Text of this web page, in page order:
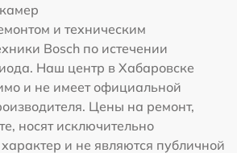
камер
и техническим
Bosch по истечении
Наш центр в Хабаровске
и не имеет официальной
Цены на ремонт,
носят исключительно
и не являются публичной